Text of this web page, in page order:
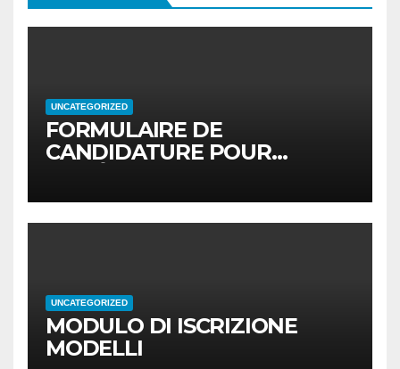
UNCATEGORIZED
FORMULAIRE DE
CANDIDATURE POUR
UNCATEGORIZED
MODULO DI ISCRIZIONE
MODELLI